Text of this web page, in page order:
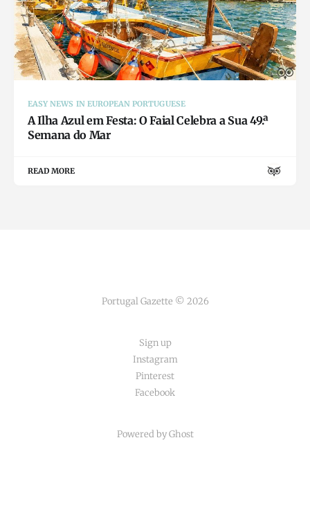
EASY NEWS IN EUROPEAN PORTUGUESE
A Ilha Azul em Festa: O Faial Celebra a Sua 49.ª
Semana do Mar
READ MORE
Portugal Gazette © 2026
Sign up
Instagram
Pinterest
Facebook
Powered by Ghost